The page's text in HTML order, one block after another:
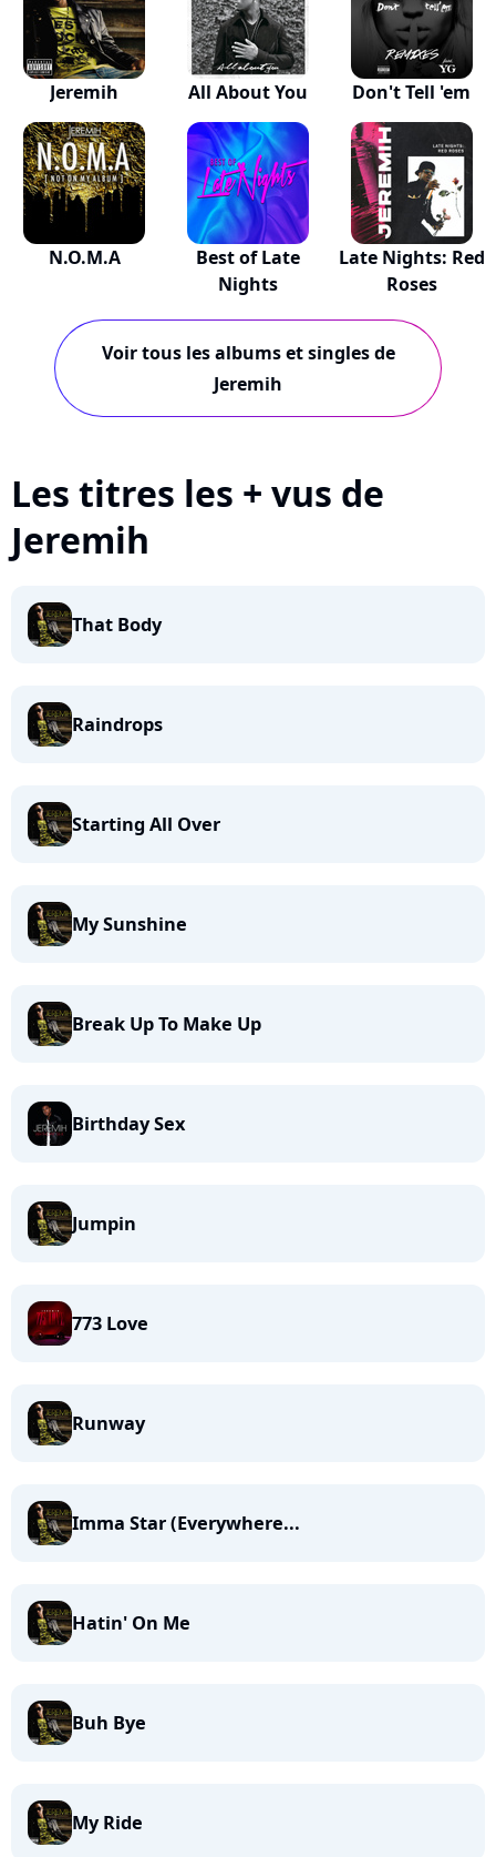
Jeremih All About You Don't Tell 'em
N.O.M.A
Best of Late
Nights
Late Nights: Red
Roses
Voir tous les albums et singles de
Jeremih
Les titres les + vus de
Jeremih
That Body
Raindrops
Starting All Over
My Sunshine
Break Up To Make Up
Birthday Sex
Jumpin
773 Love
Runway
Imma Star (Everywhere...
Hatin' On Me
Buh Bye
My Ride